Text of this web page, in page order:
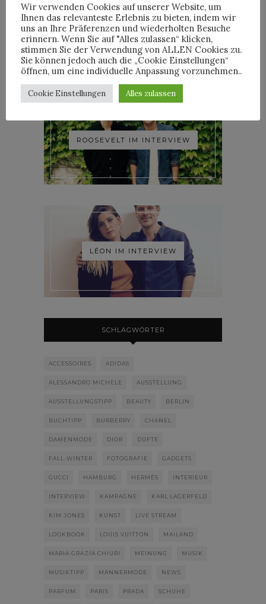
YOANN LEMOINE AKA
WOODKID IM INTERVIEW
ROOSEVELT IM INTERVIEW
LÉON IM INTERVIEW
SCHLAGWÖRTER
ACCESSOIRES ADIDAS
ALESSANDRO MICHELE AUSSTELLUNG
AUSSTELLUNGSTIPP BEAUTY BERLIN
BUCHTIPP BURBERRY CHANEL
DAMENMODE DIOR DÜFTE
FALL-WINTER FOTOGRAFIE GADGETS
GUCCI HAMBURG HERMÈS INTERIEUR
INTERVIEW KAMPAGNE KARL LAGERFELD
KIM JONES KUNST LIVE STREAM
LOOKBOOK LOUIS VUITTON MAILAND
MARIA GRAZIA CHIURI MEINUNG MUSIK
MUSIKTIPP MÄNNERMODE NEWS
PARFUM PARIS PRADA SCHUHE
Wir verwenden Cookies auf unserer Website, um
Ihnen das relevanteste Erlebnis zu bieten, indem wir
uns an Ihre Präferenzen und wiederholten Besuche
erinnern. Wenn Sie auf "Alles zulassen“ klicken,
stimmen Sie der Verwendung von ALLEN Cookies zu.
Sie können jedoch auch die „Cookie Einstellungen“
öffnen, um eine individuelle Anpassung vorzunehmen..
Cookie Einstellungen Alles zulassen